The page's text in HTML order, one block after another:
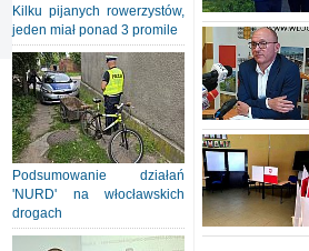
Kilku pijanych rowerzystów,
jeden miał ponad 3 promile
Podsumowanie działań
'NURD' na włocławskich
drogach